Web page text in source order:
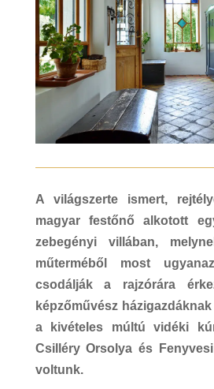
A világszerte ismert,
magyar festőnő alkotott
zebegényi villában,
műterméből most
csodálják a rajzórára
képzőművész
a kivételes múltú vidéki
Csilléry Orsolya és
voltunk.